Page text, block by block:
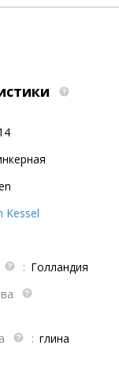
Kessel
: Голландия
: глина